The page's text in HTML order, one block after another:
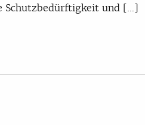
Schutzbedürftigkeit und […]